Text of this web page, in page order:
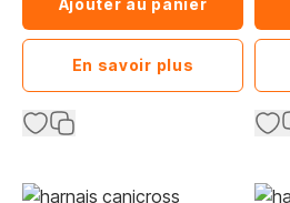
Ajouter au panier
En savoir plus